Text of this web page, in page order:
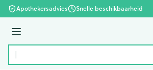
Ga naar de inhoud
Apothekersadvies Snelle beschikbaarheid
Menu
Product, merk, categorie...